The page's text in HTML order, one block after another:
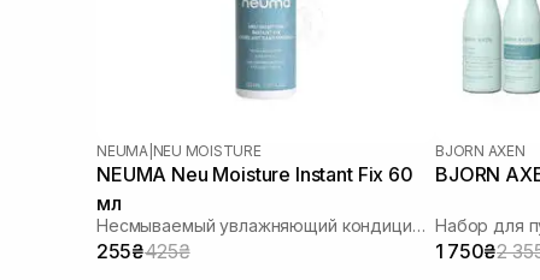
Протеины пшеницы
Протеины шелка(3)
Сок кокоса (3)
Сок гибискуса(1)
Стволовые клетки(1)
Токоферол
NEUMA| NEU MOISTURE
NEUMA Neu Moisture Instant Fix 60
мл
Несмываемый увлажняющий кондиционер для питания и распутывания волос
255₴425₴
BJORN AXEN
BJORN
Набор для
1 750₴2